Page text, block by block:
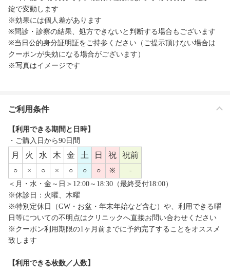
錠で変動します
※効果には個人差があります
※問診・診察の結果、処方できないと判断する場合もございます
※当日公的身分証明証をご持参ください（ご提示頂けない場合は
クーポンが失効になる場合がございます）
※写真はイメージです
ご利用条件
【利用できる期間と日時】
・ご購入日から90日間
月 火 水 木 金 土 日 祝 祝前
○ × ○ × ○ ○ ○ ※
-
＜月・水・金～日＞12:00～18:30（最終受付18:00）
※休診日：火曜、木曜
※特別定休日（GW・お盆・年末年始など含む）や、利用できる曜
日等についての不明点はクリニックへ直接お問い合わせください
※クーポン利用期限の1ヶ月前までに予約完了することをオススメ
致します
【利用できる枚数／人数】